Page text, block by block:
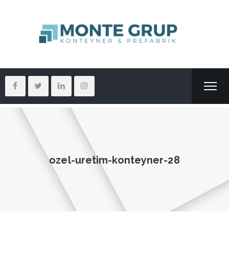
ozel-uretim-konteyner-28